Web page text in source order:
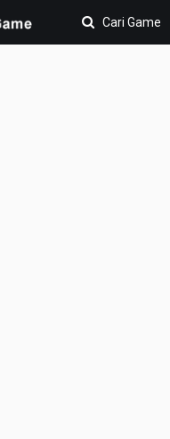
Cari Game